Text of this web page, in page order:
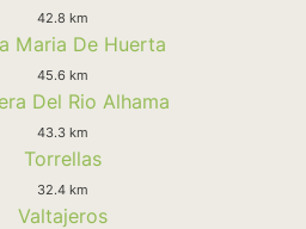
42.8 km
Maria De Huerta
45.6 km
Del Rio Alhama
43.3 km
Torrellas
32.4 km
Valtajeros